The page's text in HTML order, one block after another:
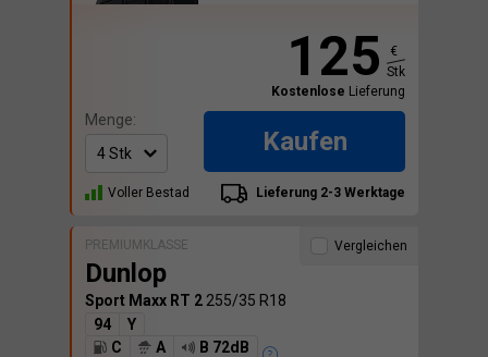
125
€
Stk
Kostenlose Lieferung
Menge:
Kaufen
Voller Bestad Lieferung 2-3 Werktage
PREMIUMKLASSE
Dunlop
Sport Maxx RT 2 255/35 R18
94
Y
C
A
B 72dB
Vergleichen